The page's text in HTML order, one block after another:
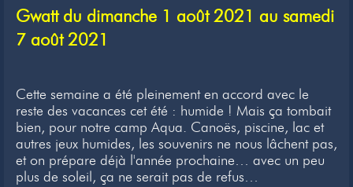
Camps
Inscription
Newsletter
Gwatt du dimanche 1 août 2021 au samedi
7 août 2021
Cette semaine a été pleinement en accord avec le
reste des vacances cet été : humide ! Mais ça tombait
bien, pour notre camp Aqua. Canoës, piscine, lac et
autres jeux humides, les souvenirs ne nous lâchent pas,
et on prépare déjà l'année prochaine… avec un peu
plus de soleil, ça ne serait pas de refus…